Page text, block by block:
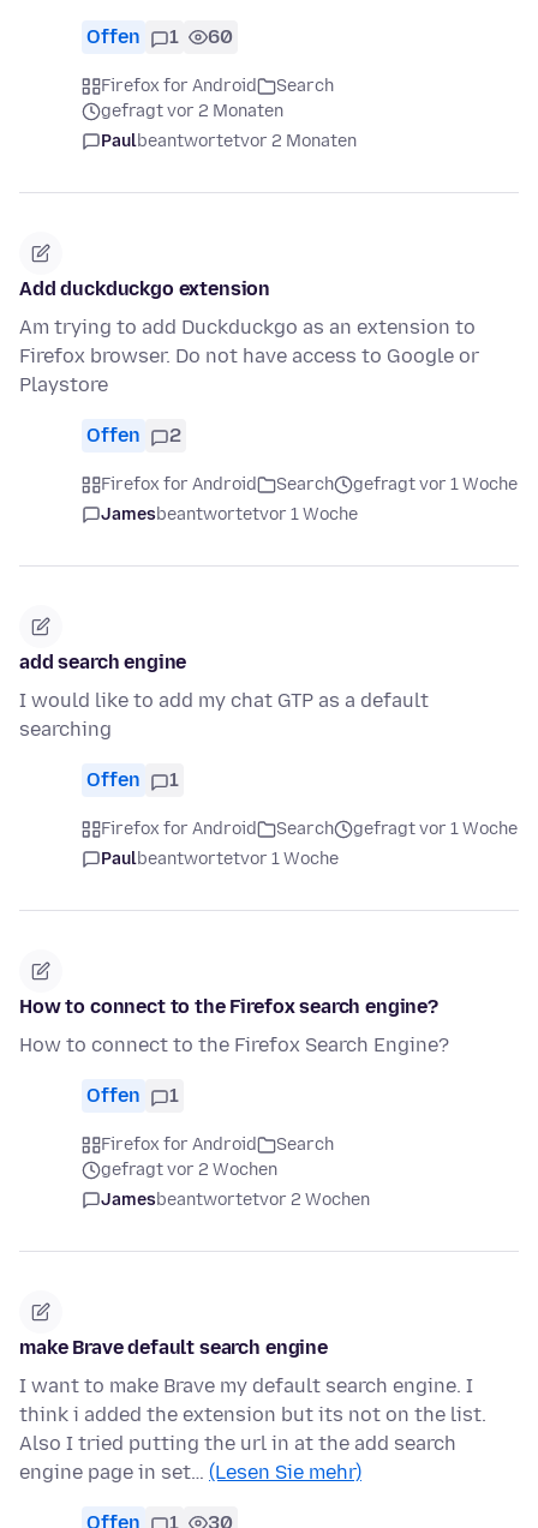
Offen 1 60
Firefox for Android
Search
gefragt vor 2 Monaten
Paulbeantwortetvor 2 Monaten
Add duckduckgo extension
Am trying to add Duckduckgo as an extension to
Firefox browser. Do not have access to Google or
Playstore
Offen 2
Firefox for Android Search
gefragt vor 1 Woche
Jamesbeantwortetvor 1 Woche
add search engine
I would like to add my chat GTP as a default
searching
Offen 1
Firefox for Android Search
gefragt vor 1 Woche
Paulbeantwortetvor 1 Woche
How to connect to the Firefox search engine?
How to connect to the Firefox Search Engine?
Offen 1
Firefox for Android
Search
gefragt vor 2 Wochen
Jamesbeantwortetvor 2 Wochen
make Brave default search engine
I want to make Brave my default search engine. I
think i added the extension but its not on the list.
Also I tried putting the url in at the add search
engine page in set… (Lesen Sie mehr)
Offen 1 30